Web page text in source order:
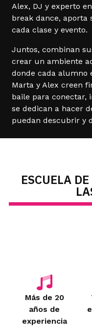
Alex, DJ y experto
break dance, aporta
cada clase y evento.
Juntos, combinan
crear un ambiente
donde cada alumno
Marta y Alex creen
baile para conectar,
se dedican a hacer
puedan descubrir y
ESCUELA
Más de 20
años de
experiencia